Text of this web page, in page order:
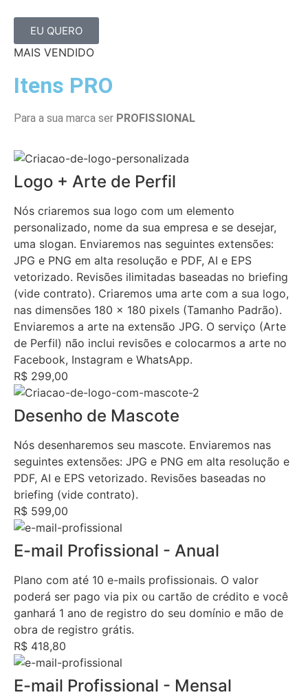
EU QUERO
MAIS VENDIDO
Itens PRO
Para a sua marca ser PROFISSIONAL
Logo + Arte de Perfil
Nós criaremos sua logo com um elemento
personalizado, nome da sua empresa e se desejar,
uma slogan. Enviaremos nas seguintes extensões:
JPG e PNG em alta resolução e PDF, AI e EPS
vetorizado. Revisões ilimitadas baseadas no briefing
(vide contrato). Criaremos uma arte com a sua logo,
nas dimensões 180 x 180 pixels (Tamanho Padrão).
Enviaremos a arte na extensão JPG. O serviço (Arte
de Perfil) não inclui revisões e colocarmos a arte no
Facebook, Instagram e WhatsApp.
R$ 299,00
Desenho de Mascote
Nós desenharemos seu mascote. Enviaremos nas
seguintes extensões: JPG e PNG em alta resolução e
PDF, AI e EPS vetorizado. Revisões baseadas no
briefing (vide contrato).
R$ 599,00
E-mail Profissional - Anual
Plano com até 10 e-mails profissionais. O valor
poderá ser pago via pix ou cartão de crédito e você
ganhará 1 ano de registro do seu domínio e mão de
obra de registro grátis.
R$ 418,80
E-mail Profissional - Mensal